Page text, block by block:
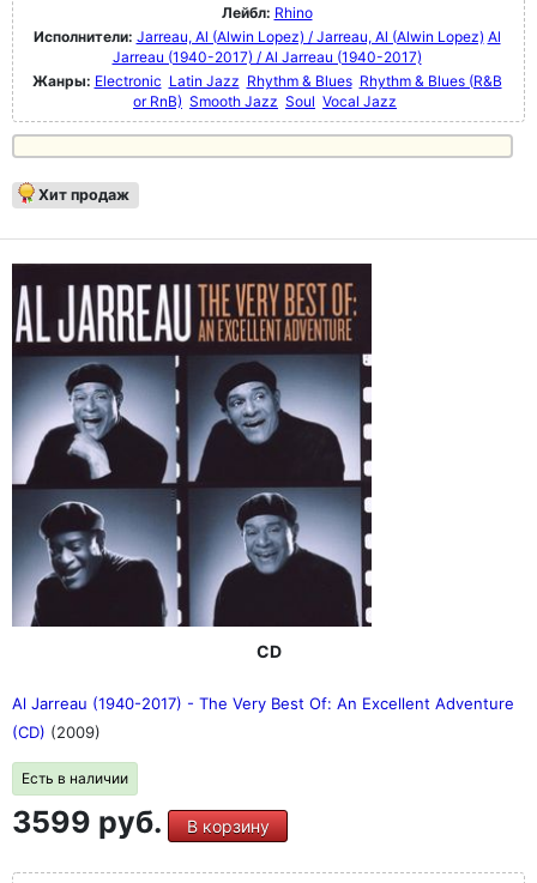
Лейбл: Rhino
Исполнители: Jarreau, Al (Alwin Lopez) / Jarreau, Al (Alwin Lopez) Al
Jarreau (1940-2017) / Al Jarreau (1940-2017)
Жанры: Electronic Latin Jazz Rhythm & Blues Rhythm & Blues (R&B
or RnB) Smooth Jazz Soul Vocal Jazz
Хит продаж
CD
Al Jarreau (1940-2017) - The Very Best Of: An Excellent Adventure
(CD) (2009)
Есть в наличии
3599 руб. В корзину